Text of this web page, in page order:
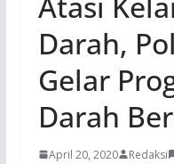
Darah,
Gelar
Darah
April 20, 2020 Redaksi